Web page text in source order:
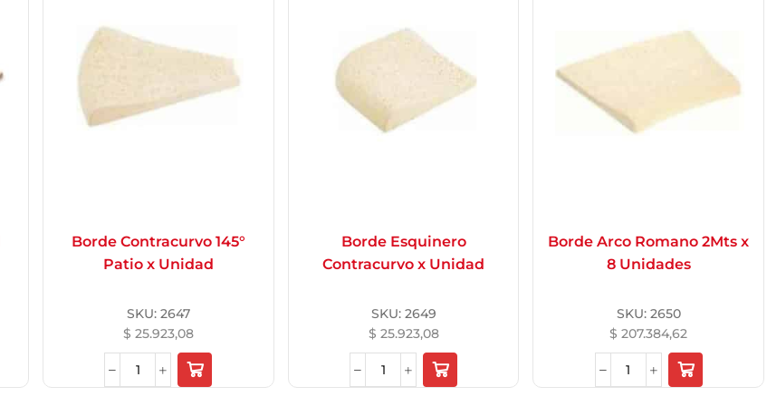
Borde Contracurvo 145°
Patio x Unidad
SKU: 2647
$ 25.923,08
Borde Esquinero
Contracurvo x Unidad
SKU: 2649
$ 25.923,08
Borde Arco Romano 2Mts x
8 Unidades
SKU: 2650
$ 207.384,62